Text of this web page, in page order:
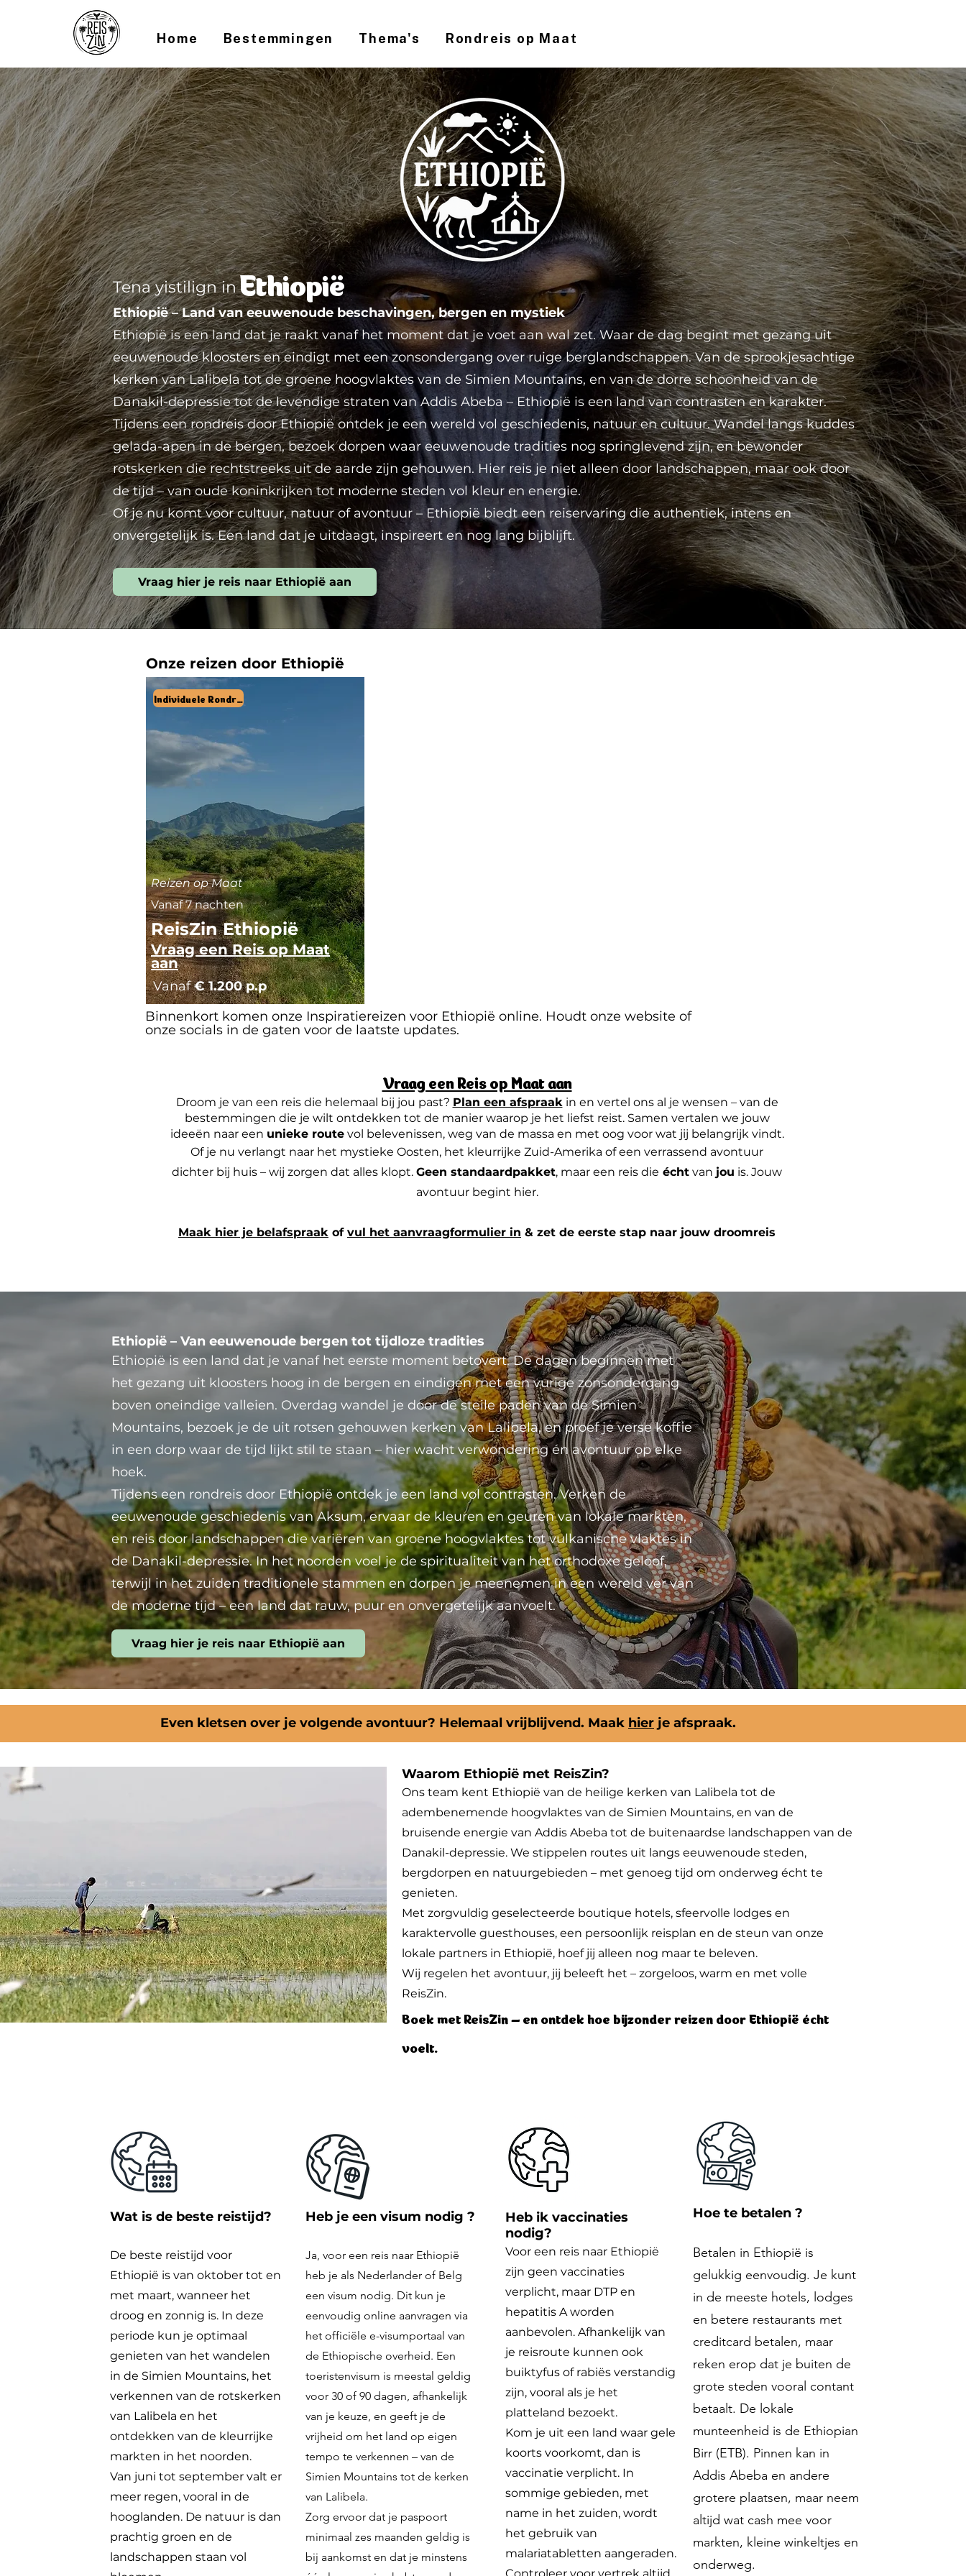
Home Bestemmingen Thema's Rondreis op Maat
Ethiopië – Land van eeuwenoude beschavingen, bergen en mystiek
Ethiopië is een land dat je raakt vanaf het moment dat je voet aan wal zet. Waar de dag begint met gezang uit
eeuwenoude kloosters en eindigt met een zonsondergang over ruige berglandschappen. Van de sprookjesachtige
kerken van Lalibela tot de groene hoogvlaktes van de Simien Mountains, en van de dorre schoonheid van de
Danakil-depressie tot de levendige straten van Addis Abeba – Ethiopië is een land van contrasten en karakter.
Tijdens een rondreis door Ethiopië ontdek je een wereld vol geschiedenis, natuur en cultuur. Wandel langs kuddes
gelada-apen in de bergen, bezoek dorpen waar eeuwenoude tradities nog springlevend zijn, en bewonder
rotskerken die rechtstreeks uit de aarde zijn gehouwen. Hier reis je niet alleen door landschappen, maar ook door
de tijd – van oude koninkrijken tot moderne steden vol kleur en energie.
Of je nu komt voor cultuur, natuur of avontuur – Ethiopië biedt een reiservaring die authentiek, intens en
onvergetelijk is. Een land dat je uitdaagt, inspireert en nog lang bijblijft.
Ethiopië
Tena yistilign in
Vraag hier je reis naar Ethiopië aan
Onze reizen door Ethiopië
Vraag een Reis op Maat
aan
ReisZin Ethiopië
Vanaf€ 1.200 p.p
Vanaf 7 nachten
Reizen op Maat
Individuele Rondreis
Binnenkort komen onze Inspiratiereizen voor Ethiopië online. Houdt onze website of
onze socials in de gaten voor de laatste updates.
Vraag een Reis op Maat aan
Droom je van een reis die helemaal bij jou past? Plan een afspraakin en vertel ons al je wensen – van de
bestemmingen die je wilt ontdekken tot de manier waarop je het liefst reist. Samen vertalen we jouw
ideeën naar een unieke routevol belevenissen, weg van de massa en met oog voor wat jij belangrijk vindt.
Of je nu verlangt naar het mystieke Oosten, het kleurrijke Zuid-Amerika of een verrassend avontuur
dichter bij huis – wij zorgen dat alles klopt. Geen standaardpakket, maar een reis die écht van jou is. Jouw
avontuur begint hier.
Maak hier je belafspraak of vul het aanvraagformulier in & zet de eerste stap naar jouw droomreis
Ethiopië – Van eeuwenoude bergen tot tijdloze tradities
Ethiopië is een land dat je vanaf het eerste moment betovert. De dagen beginnen met
het gezang uit kloosters hoog in de bergen en eindigen met een vurige zonsondergang
boven oneindige valleien. Overdag wandel je door de steile paden van de Simien
Mountains, bezoek je de uit rotsen gehouwen kerken van Lalibela, en proef je verse koffie
in een dorp waar de tijd lijkt stil te staan – hier wacht verwondering én avontuur op elke
hoek.
Tijdens een rondreis door Ethiopië ontdek je een land vol contrasten. Verken de
eeuwenoude geschiedenis van Aksum, ervaar de kleuren en geuren van lokale markten,
en reis door landschappen die variëren van groene hoogvlaktes tot vulkanische vlaktes in
de Danakil-depressie. In het noorden voel je de spiritualiteit van het orthodoxe geloof,
terwijl in het zuiden traditionele stammen en dorpen je meenemen in een wereld ver van
de moderne tijd – een land dat rauw, puur en onvergetelijk aanvoelt.
Vraag hier je reis naar Ethiopië aan
Even kletsen over je volgende avontuur? Helemaal vrijblijvend. Maak hier je afspraak.
Waarom Ethiopië met ReisZin?
Ons team kent Ethiopië van de heilige kerken van Lalibela tot de
adembenemende hoogvlaktes van de Simien Mountains, en van de
bruisende energie van Addis Abeba tot de buitenaardse landschappen van de
Danakil-depressie. We stippelen routes uit langs eeuwenoude steden,
bergdorpen en natuurgebieden – met genoeg tijd om onderweg écht te
genieten.
Met zorgvuldig geselecteerde boutique hotels, sfeervolle lodges en
karaktervolle guesthouses, een persoonlijk reisplan en de steun van onze
lokale partners in Ethiopië, hoef jij alleen nog maar te beleven.
Wij regelen het avontuur, jij beleeft het – zorgeloos, warm en met volle
ReisZin.
Boek met ReisZin – en ontdek hoe bijzonder reizen door Ethiopië écht
voelt.
Wat is de beste reistijd?
De beste reistijd voor
Ethiopië is van oktober tot en
met maart, wanneer het
droog en zonnig is. In deze
periode kun je optimaal
genieten van het wandelen
in de Simien Mountains, het
verkennen van de rotskerken
van Lalibela en het
ontdekken van de kleurrijke
markten in het noorden.
Van juni tot september valt er
meer regen, vooral in de
hooglanden. De natuur is dan
prachtig groen en de
landschappen staan vol
Heb je een visum nodig ?
Ja, voor een reis naar Ethiopië
heb je als Nederlander of Belg
een visum nodig. Dit kun je
eenvoudig online aanvragen via
het officiële e-visumportaal van
de Ethiopische overheid. Een
toeristenvisum is meestal geldig
voor 30 of 90 dagen, afhankelijk
van je keuze, en geeft je de
vrijheid om het land op eigen
tempo te verkennen – van de
Simien Mountains tot de kerken
van Lalibela.
Zorg ervoor dat je paspoort
minimaal zes maanden geldig is
bij aankomst en dat je minstens
Heb ik vaccinaties
nodig?
Voor een reis naar Ethiopië
zijn geen vaccinaties
verplicht, maar DTP en
hepatitis A worden
aanbevolen. Afhankelijk van
je reisroute kunnen ook
buiktyfus of rabiës verstandig
zijn, vooral als je het
platteland bezoekt.
Kom je uit een land waar gele
koorts voorkomt, dan is
vaccinatie verplicht. In
sommige gebieden, met
name in het zuiden, wordt
het gebruik van
malariatabletten aangeraden.
Hoe te betalen ?
Betalen in Ethiopië is
gelukkig eenvoudig. Je kunt
in de meeste hotels, lodges
en betere restaurants met
creditcard betalen, maar
reken erop dat je buiten de
grote steden vooral contant
betaalt. De lokale
munteenheid is de Ethiopian
Birr (ETB). Pinnen kan in
Addis Abeba en andere
grotere plaatsen, maar neem
altijd wat cash mee voor
markten, kleine winkeltjes en
onderweg.